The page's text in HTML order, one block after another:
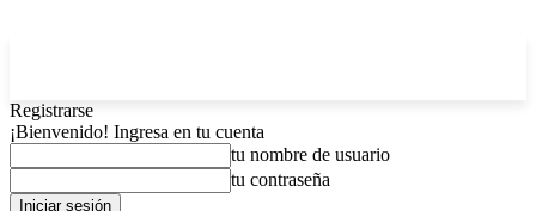
Registrarse
¡Bienvenido! Ingresa en tu cuenta
tu nombre de usuario
tu contraseña